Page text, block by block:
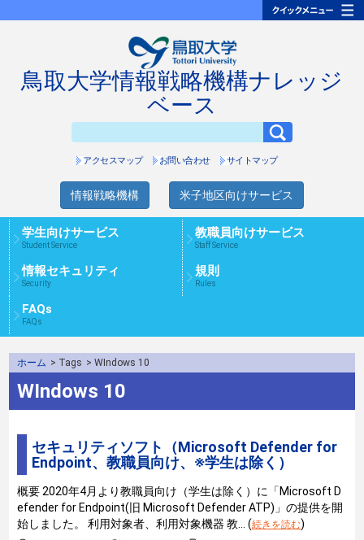
鳥取大学情報戦略機構ナレッジ
ベース
アクセスマップ お問い合わせ サイトマップ
情報戦略機構 米子地区向けサービス
学生向けサービス
Student Service
教職員向けサービス
Staff Service
情報セキュリティ
Security
規則
Rules
FAQs
FAQs
ホーム > Tags > WIndows 10
WIndows 10
セキュリティソフト（Microsoft Defender for
Endpoint、教職員向け、※学生は除く）
概要 2020年4月より教職員向け（学生は除く）に「Microsoft D
efender for Endpoint(旧 Microsoft Defender ATP)」の提供を開
始しました。 利用対象者、利用対象機器 教… (続きを読む)